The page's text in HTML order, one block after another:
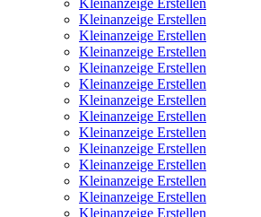
Kleinanzeige Erstellen
Kleinanzeige Erstellen
Kleinanzeige Erstellen
Kleinanzeige Erstellen
Kleinanzeige Erstellen
Kleinanzeige Erstellen
Kleinanzeige Erstellen
Kleinanzeige Erstellen
Kleinanzeige Erstellen
Kleinanzeige Erstellen
Kleinanzeige Erstellen
Kleinanzeige Erstellen
Kleinanzeige Erstellen